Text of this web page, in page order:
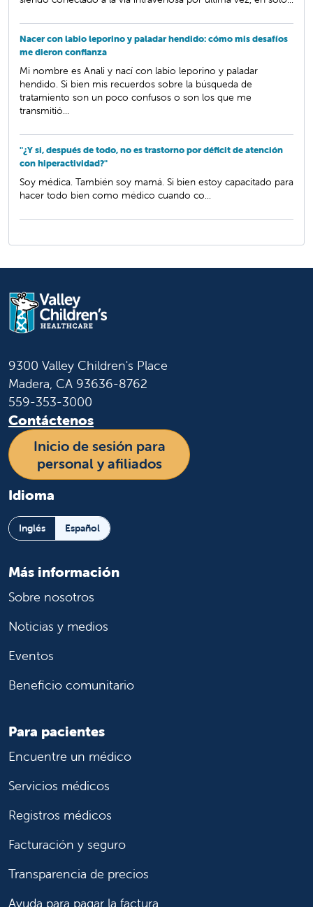
Nacer con labio leporino y paladar hendido: cómo mis desafíos
me dieron confianza
Mi nombre es Anali y nací con labio leporino y paladar
hendido. Si bien mis recuerdos sobre la búsqueda de
tratamiento son un poco confusos o son los que me
transmitió...
"¿Y si, después de todo, no es trastorno por déficit de atención
con hiperactividad?"
Soy médica. También soy mamá. Si bien estoy capacitado para
hacer todo bien como médico cuando co...
9300 Valley Children's Place
Madera, CA 93636-8762
559-353-3000
Contáctenos
Inicio de sesión para
personal y afiliados
Idioma
Inglés Español
Más información
Sobre nosotros
Noticias y medios
Eventos
Beneficio comunitario
Para pacientes
Encuentre un médico
Servicios médicos
Registros médicos
Facturación y seguro
Transparencia de precios
Ayuda para pagar la factura